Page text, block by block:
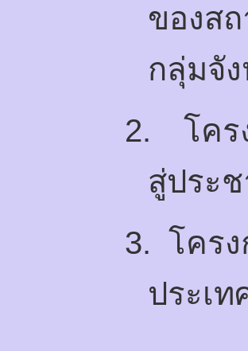
ของส
กลุ่มจั
2.
โคร
สู่ประ
3. โคร
ประเท